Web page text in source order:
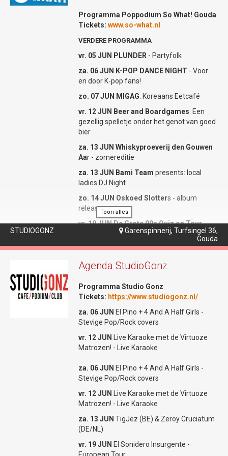
zich niet in één hokje plaatsen. Alexander
Broussard en zijn band brengen deze
energieke en virtuoze performance.
Verwacht een avond vol bekende hits zoals
‘Is She Really Going Out With Him?’,
‘Steppin’ Out’ en ‘You Can’t Get What You
Jackson’s rijke catalogus van toen en nu.
Broussard’s vocale en pianistische
vaardigheden, gecombineerd met de
creativiteit van zijn band, zorgen voor een
‘Another World’ is meer dan een tribute
ontdekkingsreis die je meeneemt naar
onverwachte plaatsen. Laat je verrassen
door de veelzijdigheid van Joe Jackson’s
muziek en de passie waarmee Alexander
Broussard deze tot leven brengt!
Tickets bestellen
Datum:Woensdag 27 mei
Aanvang: 20:30 uur
Entree:€25,- (+€1,50 servicekosten)
Bekijk onze socials:
Facebookpagina
The Beatles Revival
| The Beatles Tribute
Tickets bestellen
+€1,50 servicekosten
Programma Poppodium So What! Gouda
Tickets:www.so-what.nl
VERDERE PROGRAMMA
vr. 05 JUN PLUNDER - Partyfolk
za. 06 JUN K-POP DANCE NIGHT - Voor
en door K-pop fans!
zo. 07 JUN MIGAG: Koreaans Eetcafé
vr. 12 JUN Beer and Boardgames: Een
gezellig spelletje onder het genot van goed
bier
za. 13 JUN Whiskyproeverij den Gouwen
Aar - zomereditie
za. 13 JUN Bami Team presents: local
ladies DJ Night
zo. 14 JUN Oskoed Slotters - album
release party
vr. 19 JUN De Grote 90s Quiz on Tour-
za. 20 JUN Vinyl Freaks- Hakkuh!!
za. 27 JUN Gouda Jazz Festival
WEEKEND!!
Drie avonden per week geopend
geopend. Op vrijdag zijn er optredens van
bands, cabaretiers, theatergezelschappen
programma. Zaterdag is de clubavond, je
kan in de achterbar gezellig aan de bar of
een tafeltje bijpraten of dansen in de
voorzaal op de muziek van onze huis-DJ's.
afgesloten met een driegangenmaaltijd die
door medewerkers of bezoekers wordt
bereid. So What! draait volledig op
vrijwilligers.
Toon alles
STUDIOGONZ  Garenspinnerij, Turfsingel 36,
Gouda
Agenda StudioGonz
Programma Studio Gonz
Tickets: https://www.studiogonz.nl/
za. 06 JUN El Pino + 4 And A Half Girls -
Stevige Pop/Rock covers
vr. 12 JUN
Live Karaoke met de Virtuoze
Matrozen! - Live Karaoke
za. 06 JUN El Pino + 4 And A Half Girls -
Stevige Pop/Rock covers
vr. 12 JUN
Live Karaoke met de Virtuoze
Matrozen! - Live Karaoke
za. 13 JUN TigJez (BE) & Zeroy Cruciatum
(DE/NL)
vr. 19 JUN El Sonidero Insurgente -